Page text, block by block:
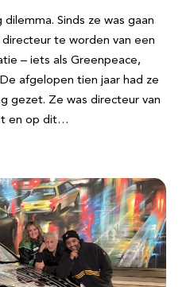
Sinds ze was gaan
te worden van een
– iets als Greenpeace,
afgelopen tien jaar had ze
gezet. Ze was directeur van
en op dit…